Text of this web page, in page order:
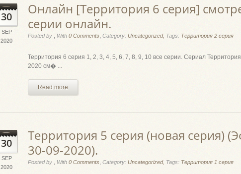
30
SEP
2020
Онлайн [Территория 6 серия]
серии онлайн.
Posted by , With 0 Comments, Category: Uncategorized, Tags: Территория 2 серия
Территория 6 серия 1, 2, 3, 4, 5, 6, 7, 8, 9, 10 все серии. Сериал
2020 см� ...
Read more
30
SEP
2020
Территория 5 серия (новая серия)
30-09-2020).
Posted by , With 0 Comments, Category: Uncategorized, Tags: Территория 1 серия